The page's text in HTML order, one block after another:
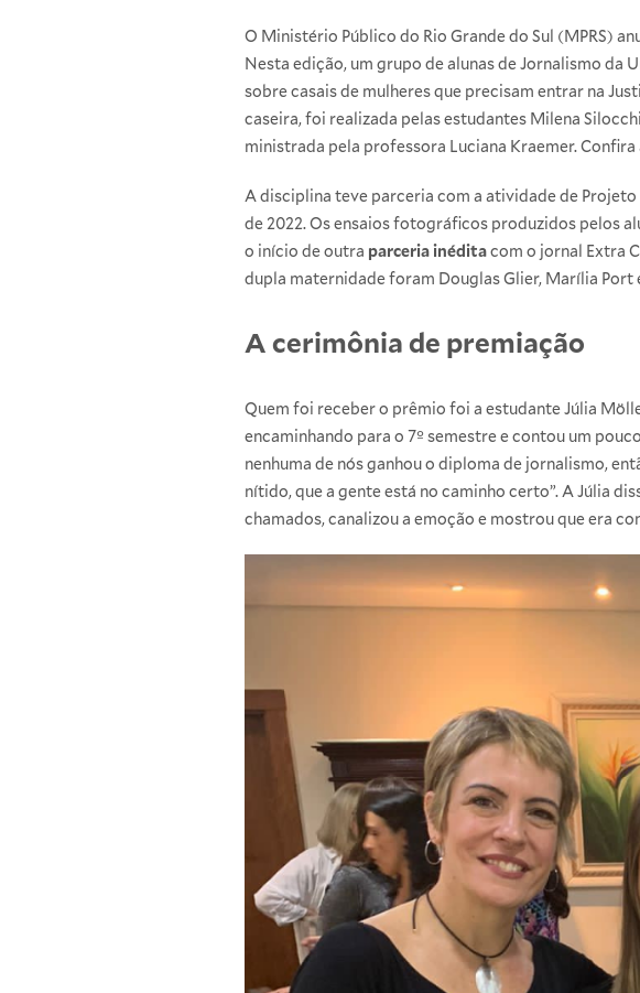
O Ministério Público do Rio Grande do Sul (MPRS)
Nesta edição, um grupo de alunas de Jornalismo da
sobre casais de mulheres que precisam entrar na
caseira, foi realizada pelas estudantes Milena
ministrada pela professora Luciana Kraemer.
A disciplina teve parceria com a atividade de
de 2022. Os ensaios fotográficos produzidos pelos
o início de outra parceria inéditacom o jornal Extra
dupla maternidade foram Douglas Glier, Marília Port
A cerimônia de premiação
Quem foi receber o prêmio foi a estudante Júlia
encaminhando para o 7º semestre e contou um
nenhuma de nós ganhou o diploma de jornalismo,
nítido, que a gente está no caminho certo”. A Júlia
chamados, canalizou a emoção e mostrou que era